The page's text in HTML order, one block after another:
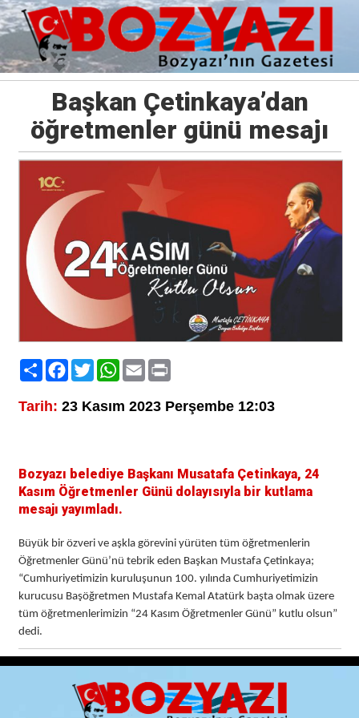
Başkan Çetinkaya’dan
öğretmenler günü mesajı
PaylaşFacebook
TwitterWhatsApp
EmailPrint
Tarih: 23 Kasım 2023 Perşembe 12:03
Bozyazı belediye Başkanı Musatafa Çetinkaya, 24
Kasım Öğretmenler Günü dolayısıyla bir kutlama
mesajı yayımladı.
Büyük bir özveri ve aşkla görevini yürüten tüm öğretmenlerin
Öğretmenler Günü’nü tebrik eden Başkan Mustafa Çetinkaya;
“Cumhuriyetimizin kuruluşunun 100. yılında Cumhuriyetimizin
kurucusu Başöğretmen Mustafa Kemal Atatürk başta olmak üzere
tüm öğretmenlerimizin “24 Kasım Öğretmenler Günü” kutlu olsun”
dedi.